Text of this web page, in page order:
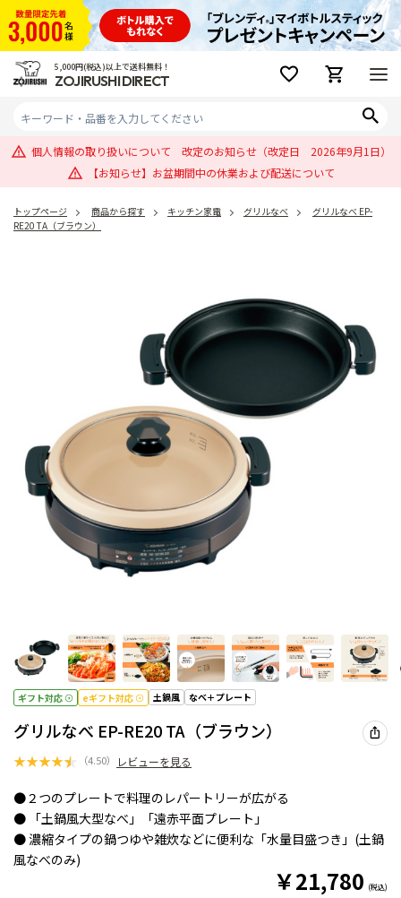
5,000円(税込)以上で送料無料！
ZOJIRUSHI DIRECT
個人情報の取り扱いについて 改定のお知らせ（改定日 2026年9月1日）
【お知らせ】お盆期間中の休業および配送について
トップページ 商品から探す キッチン家電 グリルなべ
グリルなべ EP-
RE20 TA（ブラウン）
ギフト対応 eギフト対応 土鍋風 なべ＋プレート
グリルなべ EP-RE20 TA（ブラウン）
★★★★★ （4.50） レビューを見る
●２つのプレートで料理のレパートリーが広がる
● 「土鍋風大型なべ」「遠赤平面プレート」
● 濃縮タイプの鍋つゆや雑炊などに便利な「水量目盛つき」(土鍋
風なべのみ)
￥21,780 (税込)